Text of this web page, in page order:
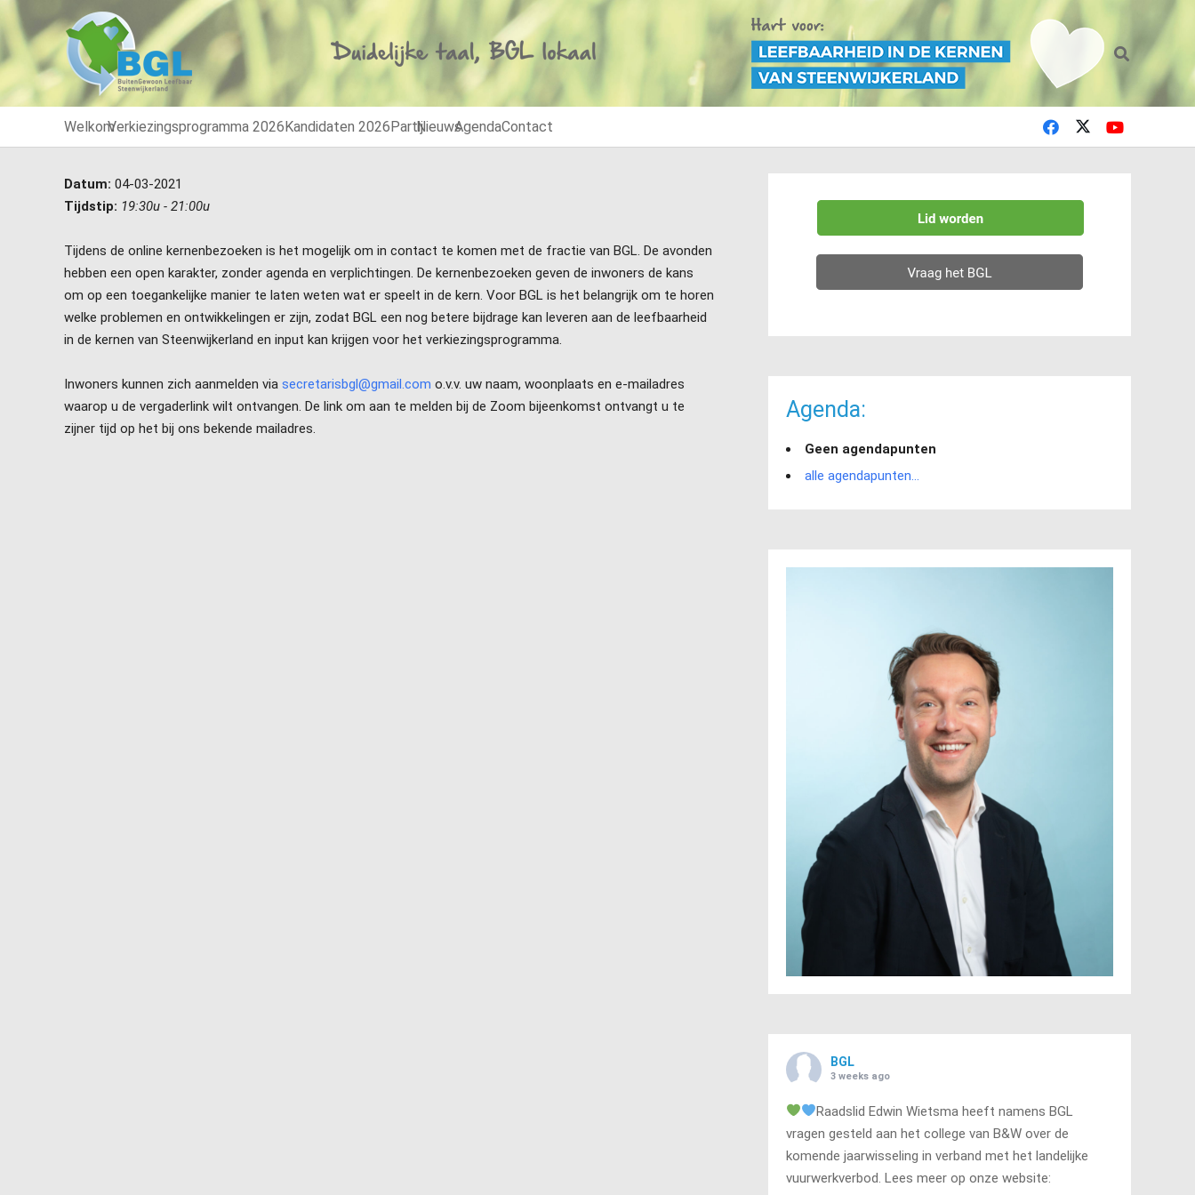
WelkomVerkiezingsprogramma 2026Kandidaten 2026PartijNieuwsAgendaContact
Datum: 04-03-2021
Tijdstip: 19:30u - 21:00u
Tijdens de online kernenbezoeken is het mogelijk om in contact te komen met de fractie van BGL. De avonden
hebben een open karakter, zonder agenda en verplichtingen. De kernenbezoeken geven de inwoners de kans
om op een toegankelijke manier te laten weten wat er speelt in de kern. Voor BGL is het belangrijk om te horen
welke problemen en ontwikkelingen er zijn, zodat BGL een nog betere bijdrage kan leveren aan de leefbaarheid
in de kernen van Steenwijkerland en input kan krijgen voor het verkiezingsprogramma.
Inwoners kunnen zich aanmelden via secretarisbgl@gmail.com o.v.v. uw naam, woonplaats en e-mailadres
waarop u de vergaderlink wilt ontvangen. De link om aan te melden bij de Zoom bijeenkomst ontvangt u te
zijner tijd op het bij ons bekende mailadres.
Agenda:
Geen agendapunten
alle agendapunten...
BGL
3 weeks ago
Raadslid Edwin Wietsma heeft namens BGL
vragen gesteld aan het college van B&W over de
komende jaarwisseling in verband met het landelijke
vuurwerkverbod. Lees meer op onze website: